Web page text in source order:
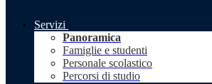
Servizi
Panoramica
Famiglie e studenti
Personale scolastico
Percorsi di studio